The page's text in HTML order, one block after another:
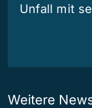
Unfall mit
Weitere